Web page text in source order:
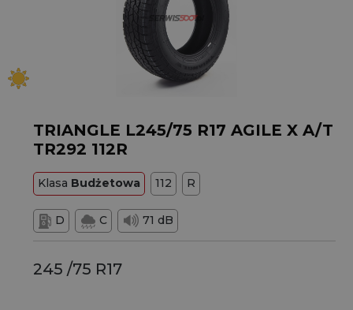
TRIANGLE L245/75 R17 AGILE X A/T
TR292 112R
Klasa Budżetowa 112 R
D C 71 dB
245 /75 R17